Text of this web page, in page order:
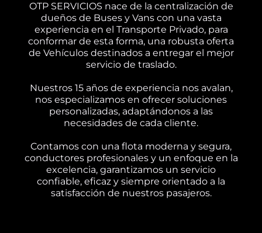
OTP SERVICIOS nace de la centralización de
dueños de Buses y Vans con una vasta
experiencia en el Transporte Privado, para
conformar de esta forma, una robusta oferta
de Vehículos destinados a entregar el mejor
servicio de traslado.
Nuestros 15 años de experiencia nos avalan,
nos especializamos en ofrecer soluciones
personalizadas, adaptándonos a las
necesidades de cada cliente.
Contamos con una flota moderna y segura,
conductores profesionales y un enfoque en la
excelencia, garantizamos un servicio
confiable, eficaz y siempre orientado a la
satisfacción de nuestros pasajeros.